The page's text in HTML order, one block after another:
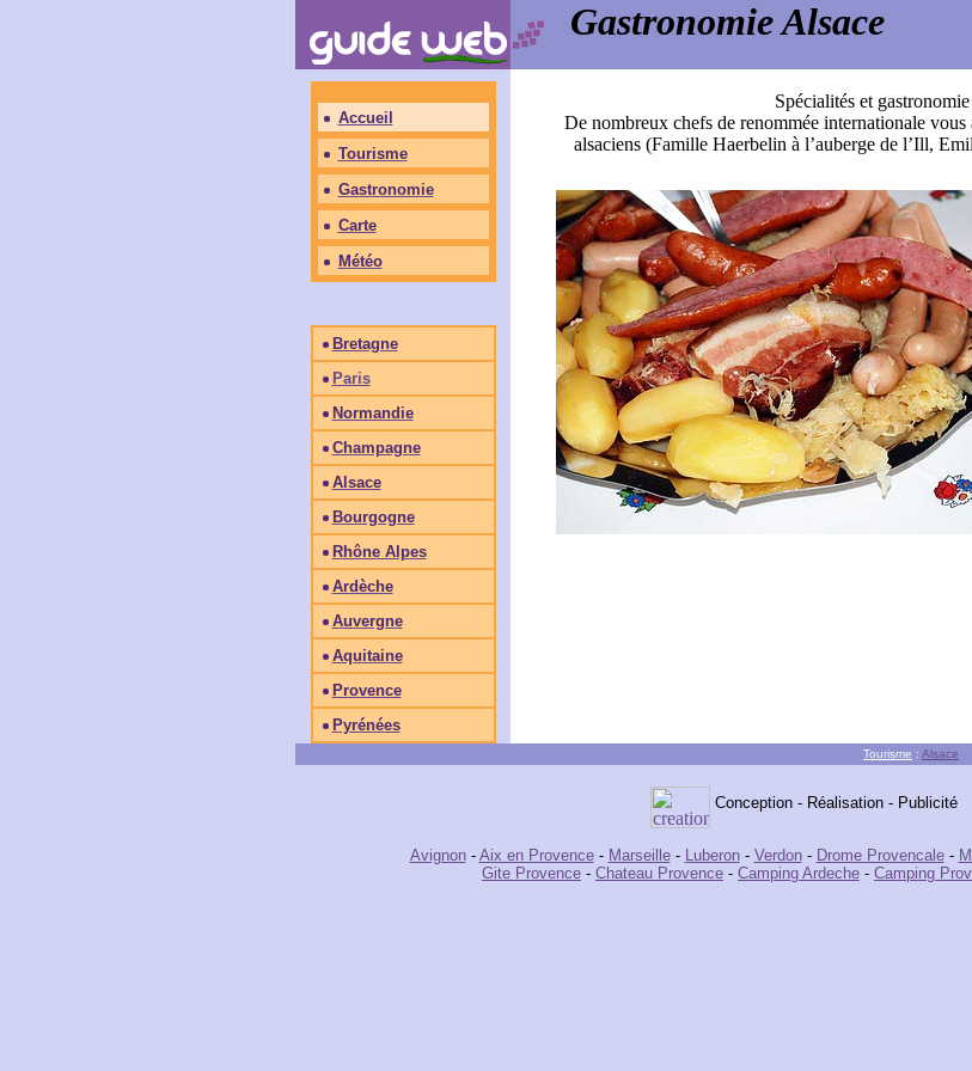
Gastronomie Alsace
Accueil
Tourisme
Gastronomie
Carte
Météo
Bretagne
Paris
Normandie
Champagne
Alsace
Bourgogne
Rhône Alpes
Ardèche
Auvergne
Aquitaine
Provence
Pyrénées
Spécialités et
De nombreux chefs de renommée internationale
alsaciens (Famille Haerbelin à l’auberge de l’Ill,
Tourisme : Alsace
Conception - Réalisation - Publicité
Avignon- Aix en Provence- Marseille- Luberon- Verdon- Drome Provencale-
Gite Provence - Chateau Provence - Camping Ardeche - Camping